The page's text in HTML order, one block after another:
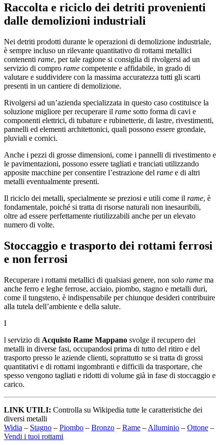
Raccolta e riciclo dei detriti provenienti
dalle demolizioni industriali
Nei detriti prodotti durante le operazioni di demolizione industriale,
è sempre incluso un rilevante quantitativo di rottami metallici
contenenti rame, per tale ragione si consiglia di rivolgersi ad un
servizio di compro rame competente e affidabile, in grado di
valutare e suddividere con la massima accuratezza tutti gli scarti
presenti in un cantiere di demolizione.
Rivolgersi ad un’azienda specializzata in questo caso costituisce la
soluzione migliore per recuperare il rame sotto forma di cavi e
componenti elettrici, di tubature e rubinetterie, di lastre, rivestimenti,
pannelli ed elementi architettonici, quali possono essere grondaie,
pluviali e cornici.
Anche i pezzi di grosse dimensioni, come i pannelli di rivestimento e
le pavimentazioni, possono essere tagliati e tranciati utilizzando
apposite macchine per consentire l’estrazione del rame e di altri
metalli eventualmente presenti.
Il riciclo dei metalli, specialmente se preziosi e utili come il rame, è
fondamentale, poiché si tratta di risorse naturali non inesauribili,
oltre ad essere perfettamente riutilizzabili anche per un elevato
numero di volte.
Stoccaggio e trasporto dei rottami ferrosi
e non ferrosi
Recuperare i rottami metallici di qualsiasi genere, non solo rame ma
anche ferro e leghe ferrose, acciaio, piombo, stagno e metalli duri,
come il tungsteno, è indispensabile per chiunque desideri contribuire
alla tutela dell’ambiente e della salute.
I
l servizio di Acquisto Rame Mappano svolge il recupero dei
metalli in diverse fasi, occupandosi prima di tutto del ritiro e del
trasporto presso le aziende clienti, soprattutto se si tratta di grossi
quantitativi e di rottami ingombranti e difficili da trasportare, che
spesso vengono tagliati e ridotti di volume già in fase di stoccaggio e
carico.
LINK UTILI: Controlla su Wikipedia tutte le caratteristiche dei
diversi metalli
Widia – Stagno – Piombo – Bronzo – Rame – Alluminio – Ottone –
Vendi i tuoi rottami